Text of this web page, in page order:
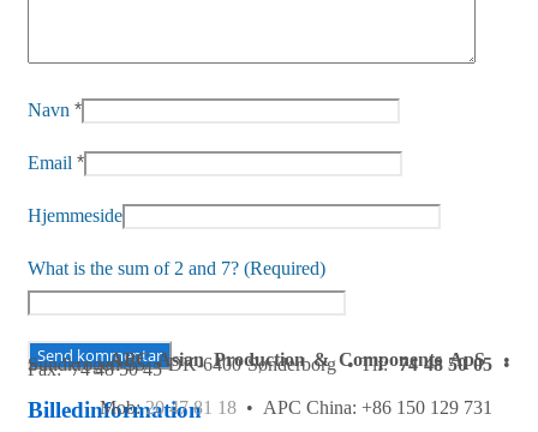
Navn *
Email *
Hjemmeside
What is the sum of 2 and 7? (Required)
Billedinformation
APC Asian Production & Components ApS•
Sundkrogen 35 • DK-6400 Sønderborg • Tlf:74 48 50 05•
Fax: 74 48 50 45
Mob:20 47 81 18 • APC China: +86 150 129 731